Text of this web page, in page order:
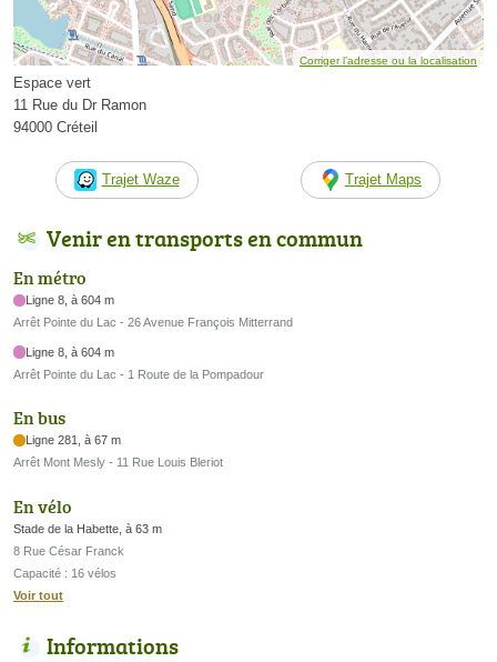
Corriger l’adresse ou la localisation
Espace vert
11 Rue du Dr Ramon
94000 Créteil
Trajet Waze Trajet Maps
Venir en transports en commun
En métro
Ligne 8, à 604 m
Arrêt Pointe du Lac - 26 Avenue François Mitterrand
Ligne 8, à 604 m
Arrêt Pointe du Lac - 1 Route de la Pompadour
En bus
Ligne 281, à 67 m
Arrêt Mont Mesly - 11 Rue Louis Bleriot
En vélo
Stade de la Habette, à 63 m
8 Rue César Franck
Capacité : 16 vélos
Voir tout
Informations